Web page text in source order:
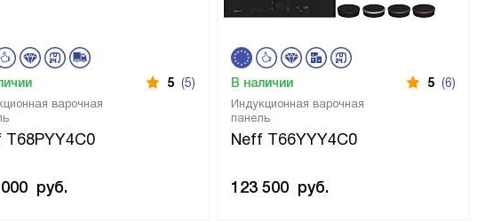
варочная
T68PYY4C0
5 (5)
руб.
Индукционная варочная
панель
Neff T66YYY4C0
В наличии 5 (6)
123 500 руб.